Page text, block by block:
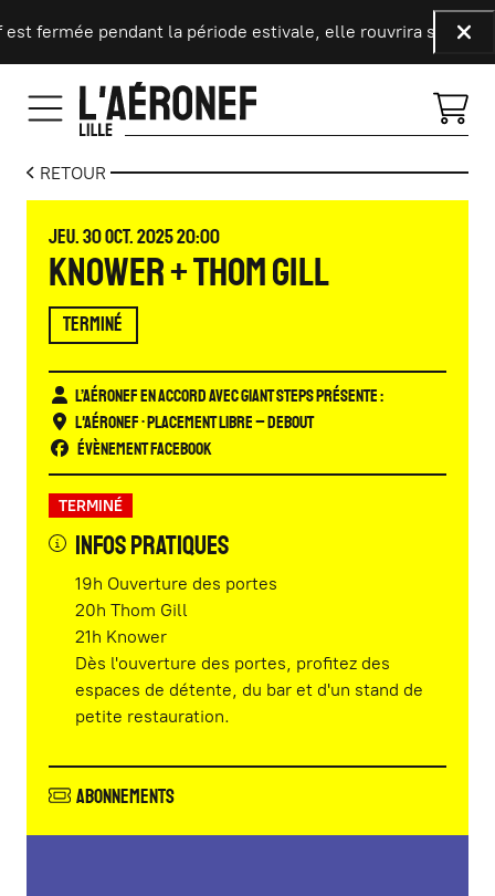
fermée pendant la période estivale, elle rouvrira ses
RETOUR
JEUDI
JEU. 30OCTOBRE
OCT. 202520:00
KNOWER + THOM GILL
TERMINÉ
L’Aéronef en accord avec Giant Steps présente :
L'Aéronef• Placement libre – Debout
Évènement Facebook
TERMINÉ
Infos pratiques
19h Ouverture des portes
20h Thom Gill
21h Knower
Dès l'ouverture des portes, profitez des
espaces de détente, du bar et d'un stand de
petite restauration.
Abonnements